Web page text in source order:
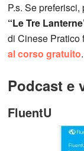
P.s. Se
“Le Tre
di Cinese Pratico
al corso gratuito.
Podcast e
FluentU